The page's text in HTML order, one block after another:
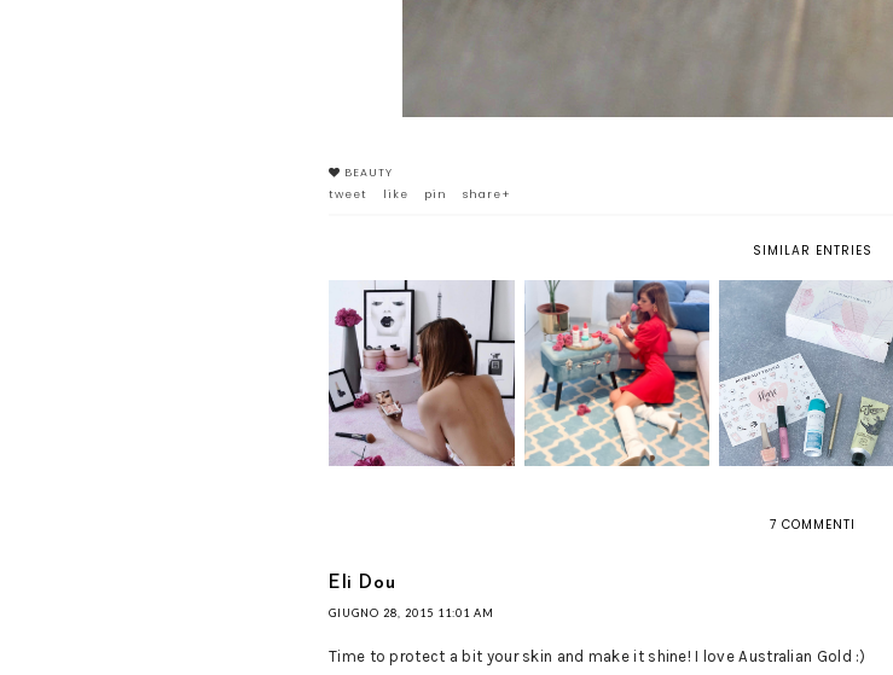
BEAUTY
tweet
like pin share+
SIMILAR ENTRIES
L'ORCHIDÉE CORAIL BY
SISLEY PARIS
MY CLARINS: IL NUOVO
GESTO HEALTY PER LA
TUA BEAUTY ROUTINE
MYBEAUTYBOX - SHARE
THE LOVE
7 COMMENTI
Eli Dou
GIUGNO 28, 2015 11:01 AM
Time to protect a bit your skin and make it shine! I love Australian Gold :)